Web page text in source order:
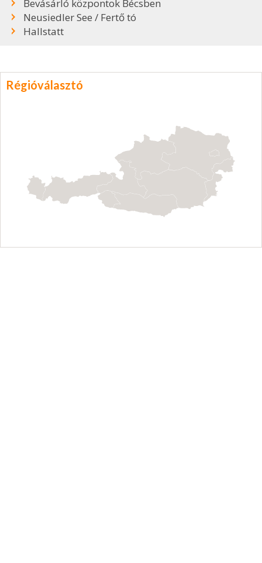
Bevásárló központok Bécsben
Neusiedler See / Fertő tó
Hallstatt
Régióválasztó